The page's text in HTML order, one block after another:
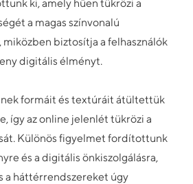
ki, amely hűen tükrözi a
a magas színvonalú
biztosítja a felhasználók
digitális élményt.
formáit és textúráit átültettük
így az online jelenlét tükrözi a
Különös figyelmet fordítottunk
és a digitális önkiszolgálásra,
a háttérrendszereket úgy